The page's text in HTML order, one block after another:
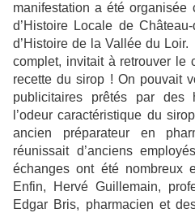
manifestation a été
d’Histoire Locale de
d’Histoire de la Vallée du
complet, invitait à retrouver le
recette du sirop ! On pouvait
publicitaires prêtés par des
l’odeur caractéristique du
ancien préparateur en
réunissait d’anciens
échanges ont été nombreux
Enfin, Hervé Guillemain,
Edgar Bris, pharmacien et